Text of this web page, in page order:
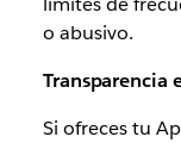
o abusivo.
Transparencia
Si ofreces tu